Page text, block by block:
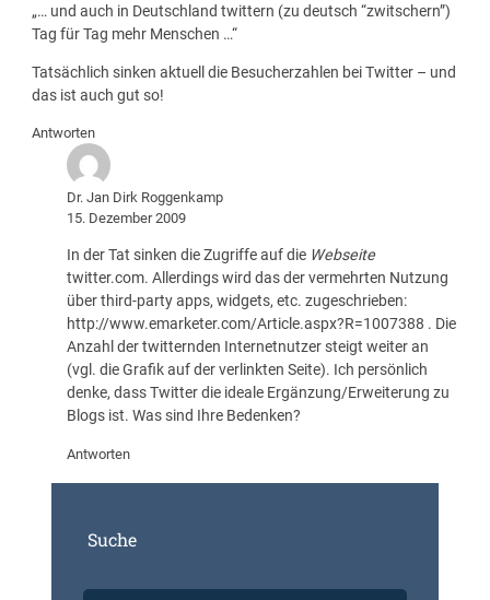
„… und auch in Deutschland twittern (zu deutsch “zwitschern”)
Tag für Tag mehr Menschen …“
Tatsächlich sinken aktuell die Besucherzahlen bei Twitter – und
das ist auch gut so!
Antworten
Dr. Jan Dirk Roggenkamp
15. Dezember 2009
In der Tat sinken die Zugriffe auf die Webseite
twitter.com. Allerdings wird das der vermehrten Nutzung
über third-party apps, widgets, etc. zugeschrieben:
http://www.emarketer.com/Article.aspx?R=1007388 . Die
Anzahl der twitternden Internetnutzer steigt weiter an
(vgl. die Grafik auf der verlinkten Seite). Ich persönlich
denke, dass Twitter die ideale Ergänzung/Erweiterung zu
Blogs ist. Was sind Ihre Bedenken?
Antworten
Suche